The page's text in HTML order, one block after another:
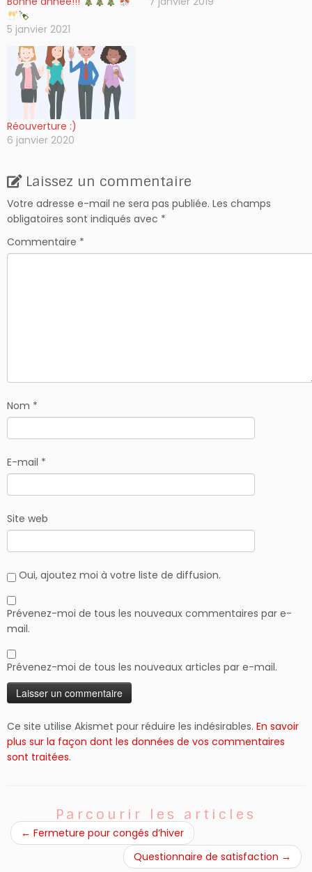
5 janvier 2021
Réouverture :)
6 janvier 2020
Laissez un commentaire
Votre adresse e-mail ne sera pas publiée. Les champs
obligatoires sont indiqués avec *
Commentaire *
Nom *
E-mail *
Site web
Oui, ajoutez moi à votre liste de diffusion.
Prévenez-moi de tous les nouveaux commentaires par e-
mail.
Prévenez-moi de tous les nouveaux articles par e-mail.
Ce site utilise Akismet pour réduire les indésirables. En savoir
plus sur la façon dont les données de vos commentaires
sont traitées.
Parcourir les articles
← Fermeture pour congés d’hiver
Questionnaire de satisfaction →